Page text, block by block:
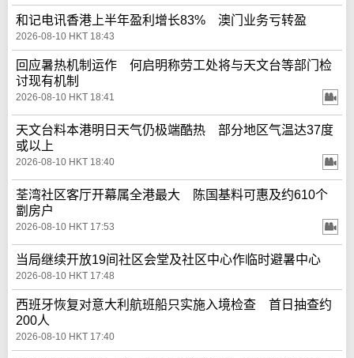
和记电讯香港上半年盈利增长83% 澳门业务亏转盈
2026-08-10 HKT 18:43
回应暑热机制运作 何启明称劳工处将与天文台等部门检
讨现有机制
2026-08-10 HKT 18:41
天文台料本港明日天气仍极端酷热 部分地区气温达37度
或以上
2026-08-10 HKT 18:40
荃湾社区客厅开幕属全港最大 陈国基料可惠及约610个
劏房户
2026-08-10 HKT 17:53
当局继续开放19间社区会堂及社区中心作临时避暑中心
2026-08-10 HKT 17:48
西班牙恢复对意大利航班船只实施入境检查 首日抽查约
200人
2026-08-10 HKT 17:40